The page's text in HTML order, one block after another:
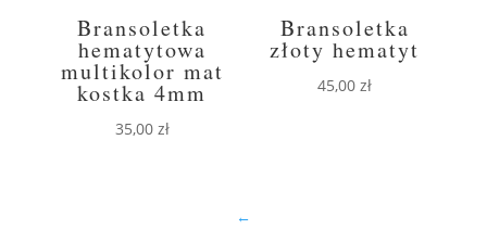
Bransoletka
hematytowa
multikolor mat
kostka 4mm
35,00 zł
Bransoletka
złoty hematyt
45,00zł
←